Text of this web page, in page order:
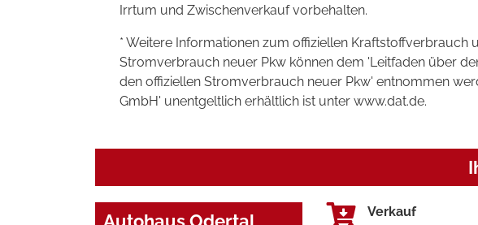
Irrtum und Zwischenverkauf vorbehalten.
* Weitere Informationen zum offiziellen Kraftstoffverbrauch
Stromverbrauch neuer Pkw können dem 'Leitfaden über
den offiziellen Stromverbrauch neuer Pkw' entnommen
GmbH' unentgeltlich erhältlich ist unter www.dat.de.
Verkauf